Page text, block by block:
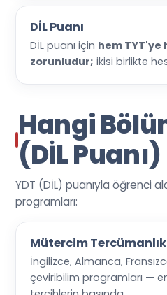
DİL Puanı
DİL puanı için hem TYT'ye
zorunludur; ikisi birlikte
Hangi
(DİL Puanı)
YDT (DİL) puanıyla öğrenci
programları:
Mütercim
İngilizce, Almanca,
çeviribilim programları —